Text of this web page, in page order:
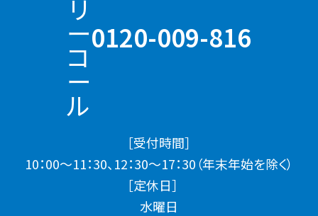
0120-009-816
［受付時間］
10：00～11：30、12：30～17：30（年末年始を除く）
［定休日］
水曜日